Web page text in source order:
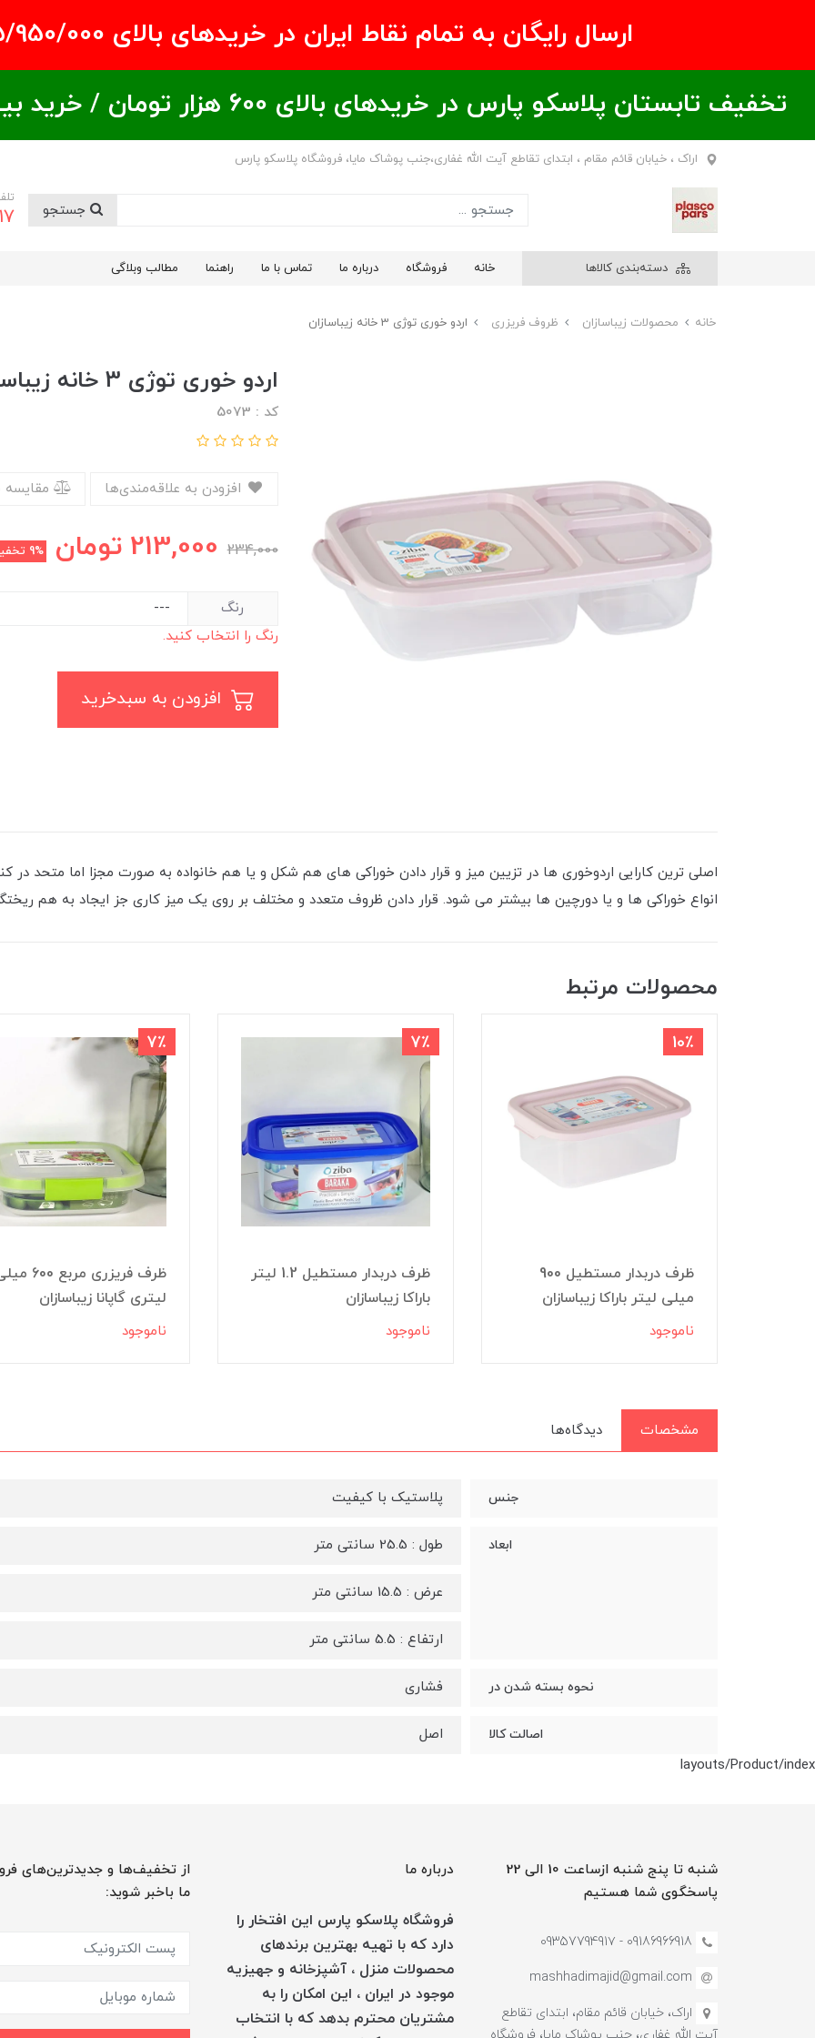
ارسال رایگان به تمام نقاط ایران در خریدهای بالای ۵/950/000 تومان
تخفیف تابستان پلاسکو پارس در خریدهای بالای ۶00 هزار تومان / خرید بیشتر = تخفیف بیشتر
اراک ، خیابان قائم مقام ، ابتدای تقاطع آیت الله غفاری،جنب پوشاک مایا، فروشگاه پلاسکو پارس
دسته‌بندی کالاها خانه فروشگاه درباره ما تماس با ما راهنما مطالب وبلاگی
خانه محصولات زیباسازان ظروف فریزری اردو خوری توژی 3 خانه زیباسازان
اردو خوری توژی 3 خانه زیباسازان
کد : 5073
234,000
213,000 تومان 9%
رنگ
رنگ را انتخاب کنید.
اصلی ترین کارایی اردوخوری ها در تزیین میز و قرار دادن خوراکی های هم شکل و یا هم خانواده به صورت مجزا اما متحد
انواع خوراکی ها و یا دورچین ها بیشتر می شود. قرار دادن ظروف متعدد و مختلف بر روی یک میز کاری جز ایجاد به هم
محصولات مرتبط
10٪
ظرف دربدار مستطیل 900
میلی لیتر باراکا زیباسازان
ناموجود
7٪
ظرف دربدار مستطیل 1.2 لیتر
باراکا زیباسازان
ناموجود
7٪
ظرف فریزری مربع
لیتری گاپانا زیباسازان
ناموجود
مشخصات دیدگاه‌ها
جنس پلاستیک با کیفیت
ابعاد طول : 25.5 سانتی متر
عرض : 15.5 سانتی متر
ارتفاع : 5.5 سانتی متر
نحوه بسته شدن در فشاری
اصالت کالا
اصل
layouts/Product/index
شنبه تا پنج شنبه ازساعت 10 الی 22
پاسخگوی شما هستیم
09186966918 - 0935779491۷
mashhadimajid@gmail.com
اراک، خیابان قائم مقام، ابتدای تقاطع
درباره ما
فروشگاه پلاسکو پارس این افتخار را
دارد که با تهیه بهترین برندهای
محصولات منزل ، آشپزخانه و جهیزیه
موجود در ایران ، این امکان را به
مشتریان محترم بدهد که با انتخاب
از تخفیف‌ها و جدیدترین‌های
ما باخبر شوید: